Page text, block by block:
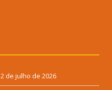
2 de julho de 2026